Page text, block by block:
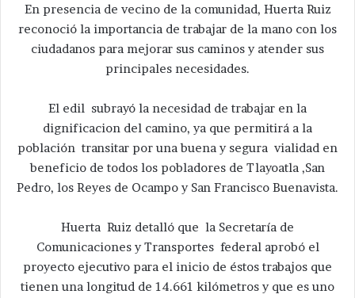
En presencia de vecino de la comunidad, Huerta Ruiz
reconoció la importancia de trabajar de la mano con los
ciudadanos para mejorar sus caminos y atender sus
principales necesidades.
El edil subrayó la necesidad de trabajar en la
dignificacion del camino, ya que permitirá a la
población transitar por una buena y segura vialidad en
beneficio de todos los pobladores de Tlayoatla ,San
Pedro, los Reyes de Ocampo y San Francisco Buenavista.
Huerta Ruiz detalló que la Secretaría de
Comunicaciones y Transportes federal aprobó el
proyecto ejecutivo para el inicio de éstos trabajos que
tienen una longitud de 14.661 kilómetros y que es uno